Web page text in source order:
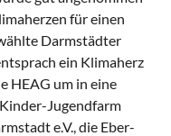
für einen
Darmstädter
ein Klimaherz
HEAG um in eine
Jugendfarm
e.V., die Eber-